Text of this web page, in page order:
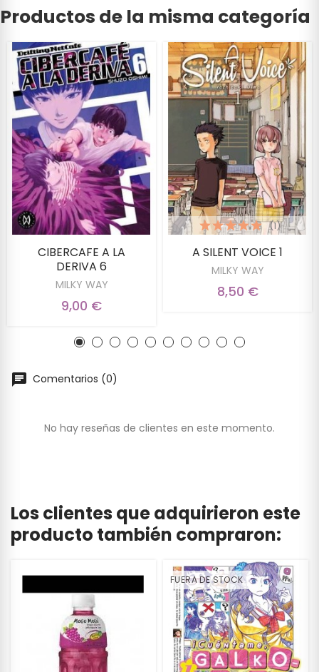
Productos de la misma categoría
CIBERCAFE A LA
DERIVA 6
MILKY WAY
9,00 €
A SILENT VOICE 1
MILKY WAY
(1)
8,50 €
Comentarios (0)
No hay reseñas de clientes en este momento.
Los clientes que adquirieron este
producto también compraron:
FUERA DE STOCK